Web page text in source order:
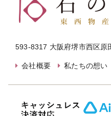
593-8317 大阪府堺市西区原
会社概要 私たちの想い